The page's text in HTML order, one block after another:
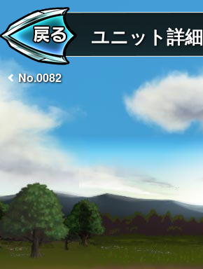
ユニット詳細
No.0082